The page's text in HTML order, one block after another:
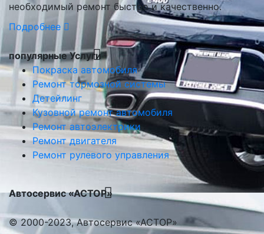
необходимый ремонт быстро и качественно.
Подробнее
популярные Услуги
Покраска автомобиля
Ремонт тормозной системы
Детейлинг
Кузовной ремонт автомобиля
Ремонт автоэлектрики
Ремонт двигателя
Ремонт рулевого управления
Автосервис «АСТОР»
© 2000-2023, Автосервис «АСТОР»